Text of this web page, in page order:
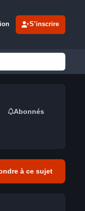
S’inscrire
Abonnés
à ce sujet